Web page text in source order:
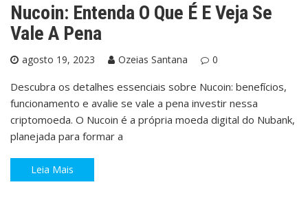
Nucoin: Entenda O Que É E Veja Se
Vale A Pena
agosto 19, 2023 Ozeias Santana 0
Descubra os detalhes essenciais sobre Nucoin: benefícios,
funcionamento e avalie se vale a pena investir nessa
criptomoeda. O Nucoin é a própria moeda digital do Nubank,
planejada para formar a
Leia Mais